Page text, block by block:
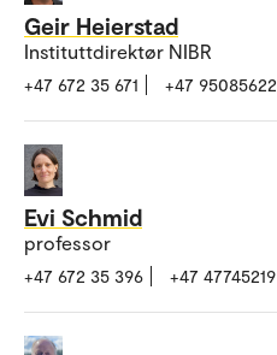
Geir Heierstad
Instituttdirektør NIBR
+47 672 35 671 +47 95085622
Evi Schmid
professor
+47 672 35 396 +47 47745219